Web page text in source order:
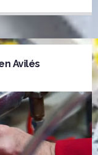
Avilés